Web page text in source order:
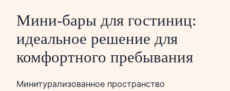
Мини-бары для гостиниц:
идеальное решение для
комфортного пребывания
Минитурализованное пространство